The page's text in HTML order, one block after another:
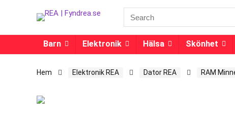
Barn Elektronik Hälsa Skönhet
Hem Elektronik REA Dator REA RAM